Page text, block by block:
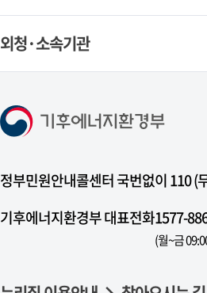
외청·소속기관
정부민원안내콜센터 국번없이 110 (
기후에너지환경부 대표전화1577-
(월~금